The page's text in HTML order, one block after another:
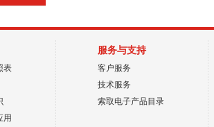
表
用
服务与支持
客户服务
技术服务
索取电子产品目录